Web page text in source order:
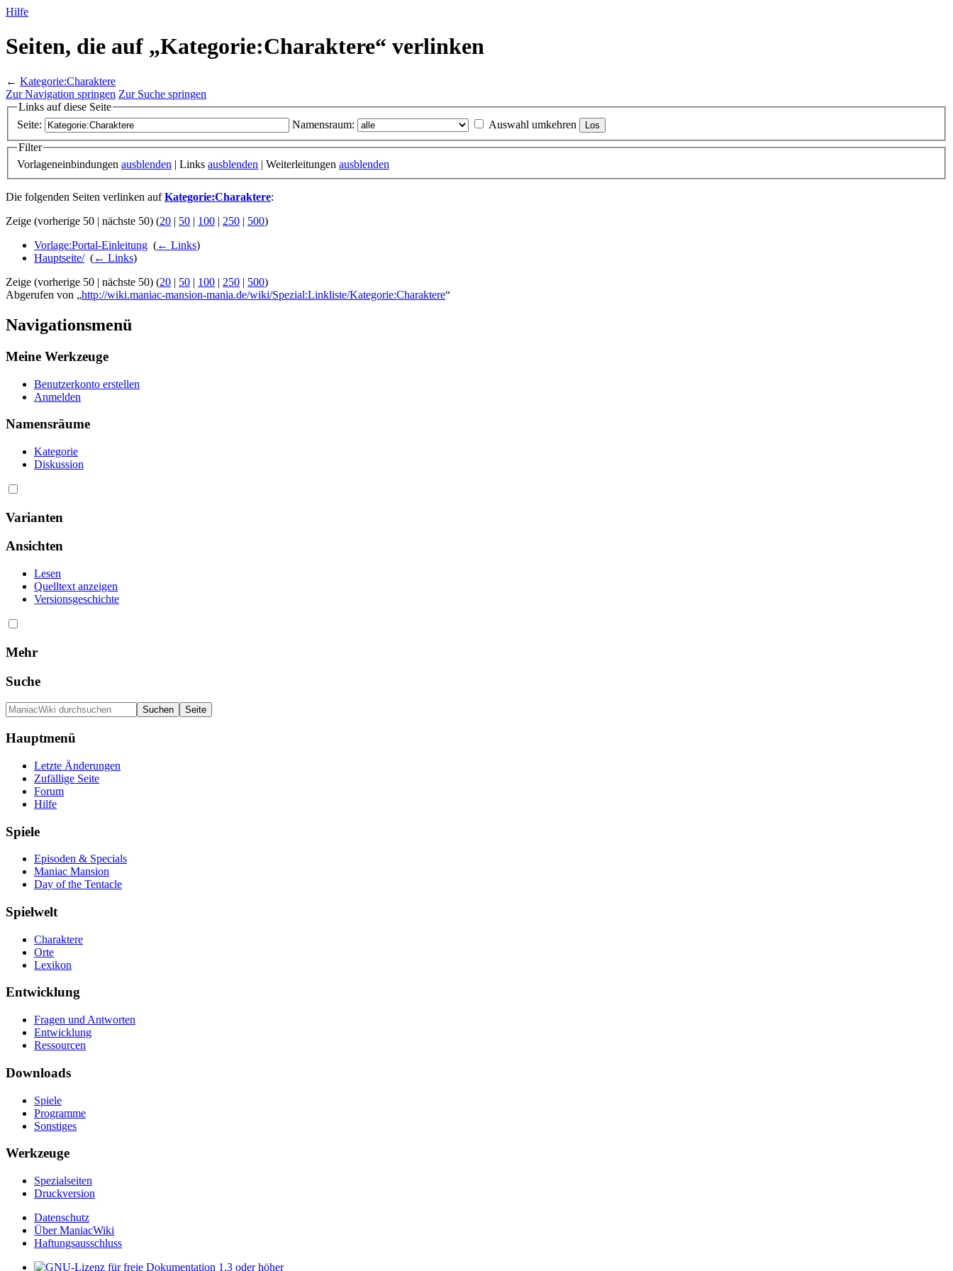
Hilfe
Seiten, die auf „Kategorie:Charaktere“ verlinken
← Kategorie:Charaktere
Zur Navigation springen Zur Suche springen
Links auf diese Seite
Seite:
Namensraum:
Auswahl umkehren
Filter
Vorlageneinbindungen ausblenden | Links ausblenden | Weiterleitungen ausblenden
Die folgenden Seiten verlinken aufKategorie:Charaktere:
Zeige (vorherige 50 | nächste 50) (20 | 50 | 100 | 250 | 500)
Vorlage:Portal-Einleitung (← Links)
Hauptseite/‎ (← Links)
Zeige (vorherige 50 | nächste 50) (20 | 50 | 100 | 250 | 500)
Abgerufen von „http://wiki.maniac-mansion-mania.de/wiki/Spezial:Linkliste/Kategorie:Charaktere“
Navigationsmenü
Meine Werkzeuge
Benutzerkonto erstellen
Anmelden
Namensräume
Kategorie
Diskussion
Varianten
Ansichten
Lesen
Quelltext anzeigen
Versionsgeschichte
Mehr
Suche
Hauptmenü
Letzte Änderungen
Zufällige Seite
Forum
Hilfe
Spiele
Episoden & Specials
Maniac Mansion
Day of the Tentacle
Spielwelt
Charaktere
Orte
Lexikon
Entwicklung
Fragen und Antworten
Entwicklung
Ressourcen
Downloads
Spiele
Programme
Sonstiges
Werkzeuge
Spezialseiten
Druckversion
Datenschutz
Über ManiacWiki
Haftungsausschluss